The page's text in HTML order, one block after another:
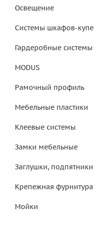
Освещение
Системы шкафов-купе
Гардеробные системы
MODUS
Рамочный профиль
Мебельные пластики
Клеевые системы
Замки мебельные
Заглушки, подпятники
Крепежная фурнитура
Мойки